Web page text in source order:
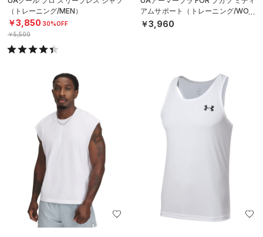
（トレーニング/MEN）
￥3,850 30%OFF
￥5,500
アムサポート（トレーニング/WOM
EN）
￥3,960